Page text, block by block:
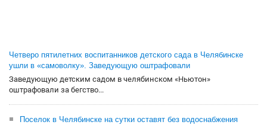
Четверо пятилетних воспитанников детского сада в Челябинске
ушли в «самоволку». Заведующую оштрафовали
Заведующую детским садом в челябинском «Ньютон»
оштрафовали за бегство...
Поселок в Челябинске на сутки оставят без водоснабжения